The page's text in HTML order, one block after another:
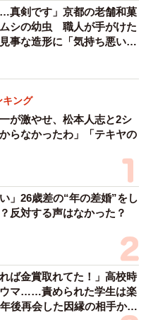
限が迫っていた。「どう
か残っていなかった。
た。
カードを受け取る「受
。すべて成功したが、報
ず、得られたのは8万円。
金した。犯罪の代償は、
場に親が差し入れてく
ついて書かれた本だっ
…真剣です」京都の老舗和菓
シの幼虫 職人が手がけた
事な造形に「気持ち悪いく
キング
が激やせ、松本人志と2シ
らなかったわ」「テキヤの
」26歳差の“年の差婚”をし
反対する声はなかった？
ば金賞取れてた！」高校時
マ……責められた学生は楽
後再会した因縁の相手から